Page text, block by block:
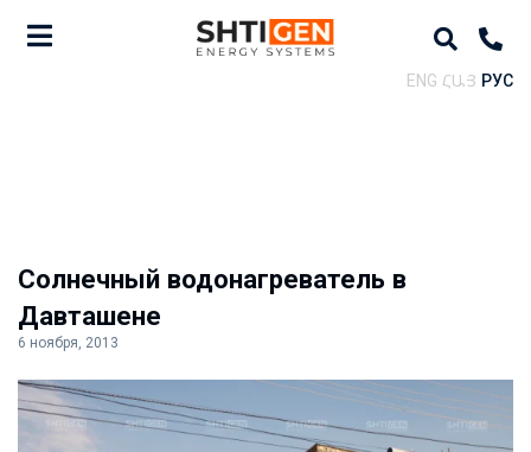
ENG ՀԱՅ РУС
Солнечный водонагреватель в
Давташене
6 ноября, 2013